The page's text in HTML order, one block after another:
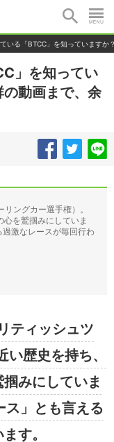
いる「BTCC」を知っています
」を知ってい
動画まで、余
ングカー選手権）。
を鷲掴みにしていま
激なレースが毎回行わ
ティッシュツ
歴史を持ち、
みにしていま
」とも言える
す。